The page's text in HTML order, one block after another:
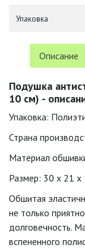
Упаковка
Описание
Подушка
10 см) -
Упаковка:
Страна
Материал
Размер: 30 x 21 x
Обшитая
не только
долговечность.
вспененного